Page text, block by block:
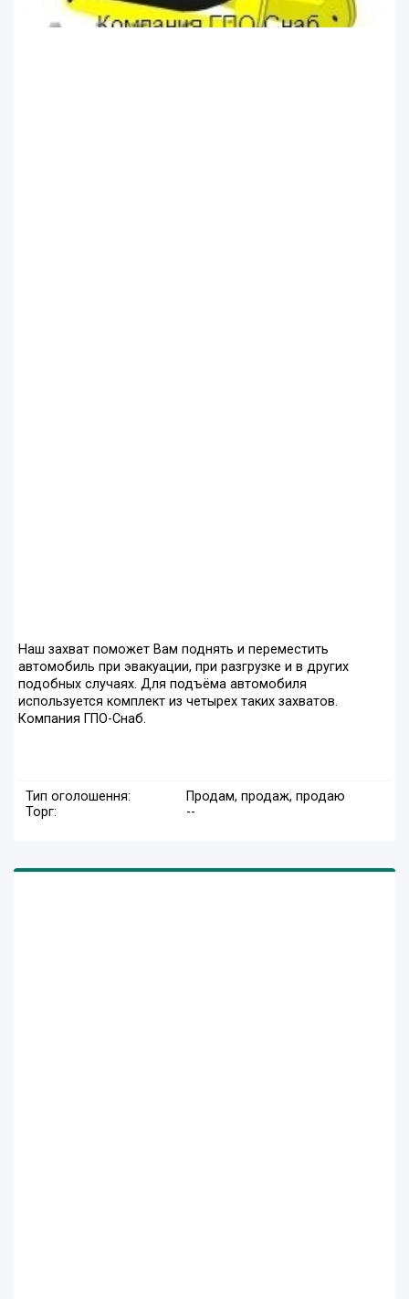
Наш захват поможет Вам поднять и переместить
автомобиль при эвакуации, при разгрузке и в других
подобных случаях. Для подъёма автомобиля
используется комплект из четырех таких захватов.
Компания ГПО-Снаб.
Тип оголошення:
Продам, продаж, продаю
Торг:
--